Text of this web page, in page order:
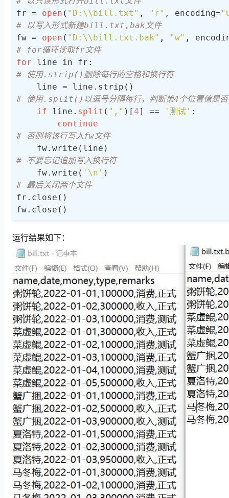
fr = open ( "D:\\bill.txt" , "r" , encoding=
# 以写入形式新建bill.txt,bak文件
fw = open ( "D:\\bill.txt.bak" , "w" ,
# for循环读取fr文件
for
# 使用.strip()删除每行的空格和换行符
# 使用.split()以逗号分隔每行，判断第4个位置值是
if line. split ( "," )[4] == '测试' :
continue
# 否则将该行写入fw文件
# 不要忘记追加写入换行符
    fw.write(
'\n'
# 最后关闭两个文件
fr.close()
fw.close()
运行结果如下：